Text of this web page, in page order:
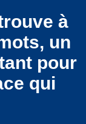
à
un
pour
qui